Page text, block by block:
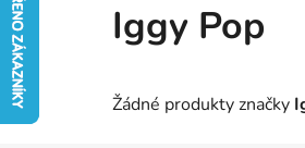
Iggy Pop
Žádné produkty značky